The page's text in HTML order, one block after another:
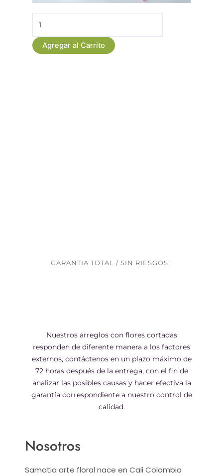
Premium
Rosas
Rosadas
Agregar al Carrito
GARANTIA TOTAL / SIN RIESGOS :
Nuestros arreglos con flores cortadas
responden de diferente manera a los factores
externos, contáctenos en un plazo máximo de
72 horas después de la entrega, con el fin de
analizar las posibles causas y hacer efectiva la
garantía correspondiente a nuestro control de
calidad.
Nosotros
Samatia arte floral nace en Cali Colombia